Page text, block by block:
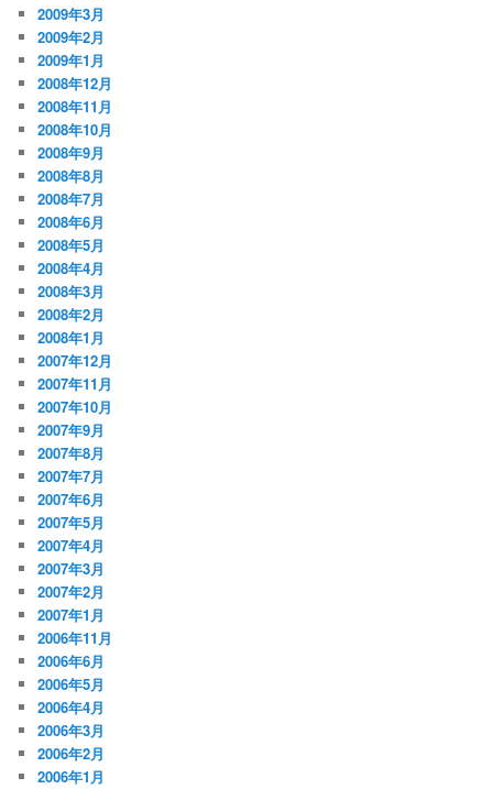
2009年3月
2009年2月
2009年1月
2008年12月
2008年11月
2008年10月
2008年9月
2008年8月
2008年7月
2008年6月
2008年5月
2008年4月
2008年3月
2008年2月
2008年1月
2007年12月
2007年11月
2007年10月
2007年9月
2007年8月
2007年7月
2007年6月
2007年5月
2007年4月
2007年3月
2007年2月
2007年1月
2006年11月
2006年6月
2006年5月
2006年4月
2006年3月
2006年2月
2006年1月